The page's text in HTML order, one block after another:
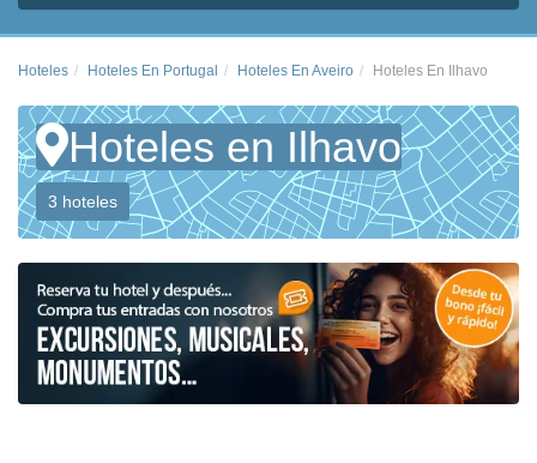
Hoteles Hoteles En Portugal Hoteles En Aveiro Hoteles En Ilhavo
Hoteles en Ilhavo
3 hoteles